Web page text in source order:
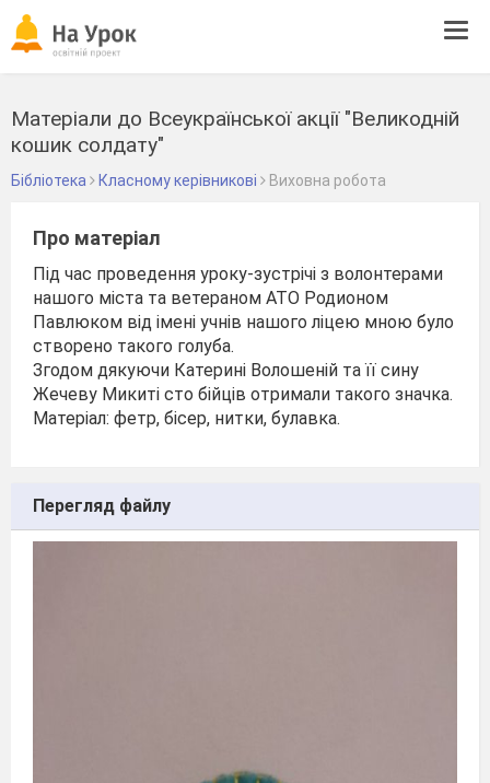
Матеріали до Всеукраїнської акції "Великодній
кошик солдату"
Бібліотека Класному керівникові Виховна робота
Про матеріал
Під час проведення уроку-зустрічі з волонтерами
нашого міста та ветераном АТО Родионом
Павлюком від імені учнів нашого ліцею мною було
створено такого голуба.
Згодом дякуючи Катерині Волошеній та її сину
Жечеву Микиті сто бійців отримали такого значка.
Матеріал: фетр, бісер, нитки, булавка.
Перегляд файлу